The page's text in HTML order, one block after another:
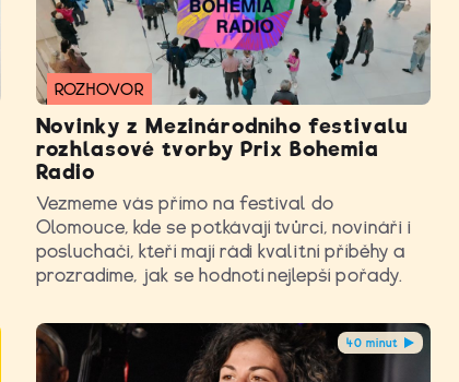
ROZHOVOR
Novinky z Mezinárodního festivalu
rozhlasové tvorby Prix Bohemia
Radio
Vezmeme vás přímo na festival do
Olomouce, kde se potkávají tvůrci, novináři i
posluchači, kteří mají rádi kvalitní příběhy a
prozradíme, jak se hodnotí nejlepší pořady.
40 minut